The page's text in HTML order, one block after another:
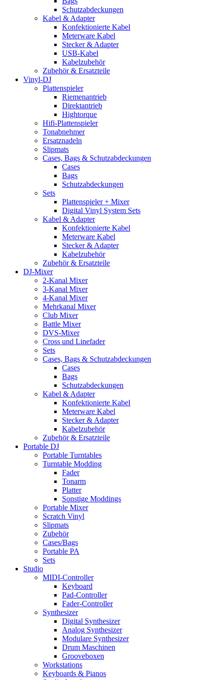
Schutzabdeckungen
Kabel & Adapter
Konfektionierte Kabel
Meterware Kabel
Stecker & Adapter
USB-Kabel
Kabelzubehör
Zubehör & Ersatzteile
Vinyl-DJ
Plattenspieler
Riemenantrieb
Direktantrieb
Hightorque
Hifi-Plattenspieler
Tonabnehmer
Ersatznadeln
Slipmats
Cases, Bags & Schutzabdeckungen
Cases
Bags
Schutzabdeckungen
Sets
Plattenspieler + Mixer
Digital Vinyl System Sets
Kabel & Adapter
Konfektionierte Kabel
Meterware Kabel
Stecker & Adapter
Kabelzubehör
Zubehör & Ersatzteile
DJ-Mixer
2-Kanal Mixer
3-Kanal Mixer
4-Kanal Mixer
Mehrkanal Mixer
Club Mixer
Battle Mixer
DVS-Mixer
Cross und Linefader
Sets
Cases, Bags & Schutzabdeckungen
Cases
Bags
Schutzabdeckungen
Kabel & Adapter
Konfektionierte Kabel
Meterware Kabel
Stecker & Adapter
Kabelzubehör
Zubehör & Ersatzteile
Portable DJ
Portable Turntables
Turntable Modding
Fader
Tonarm
Platter
Sonstige Moddings
Portable Mixer
Scratch Vinyl
Slipmats
Zubehör
Cases/Bags
Portable PA
Sets
Studio
MIDI-Controller
Keyboard
Pad-Controller
Fader-Controller
Synthesizer
Digital Synthesizer
Analog Synthesizer
Modulare Synthesizer
Drum Maschinen
Grooveboxen
Workstations
Keyboards & Pianos